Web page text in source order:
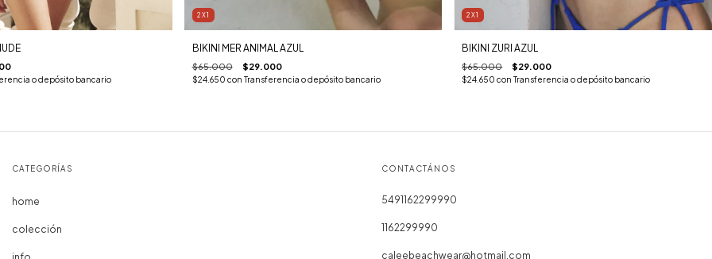
o depósito bancario
2X1
BIKINI MER ANIMAL AZUL
$65.000 $29.000
$24.650 con Transferencia o depósito bancario
2X1
BIKINI ZURI AZUL
$65.000 $29.000
$24.650con Transferencia o depósito bancario
CATEGORÍAS
home
colección
CONTACTÁNOS
5491162299990
1162299990
caleebeachwear@hotmail.com